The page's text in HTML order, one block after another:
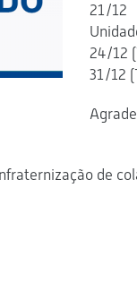
21/12
24/12
31/12
de